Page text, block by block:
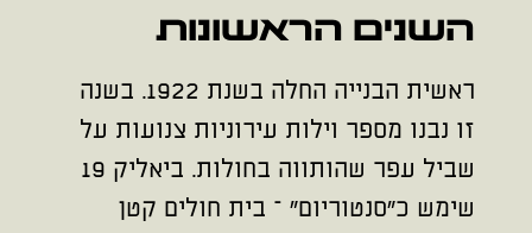
השנים הראשונות
ראשית הבנייה החלה בשנת 1922. בשנה
זו נבנו מספר וילות עירוניות צנועות על
שביל עפר שהותווה בחולות. ביאליק 19
שימש כ"סנטוריום" – בית חולים קטן